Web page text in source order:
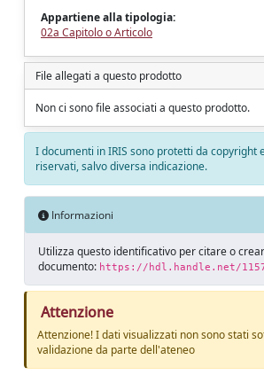
Appartiene alla tipologia:
02a Capitolo o Articolo
File allegati a questo prodotto
Non ci sono file associati a questo prodotto.
I documenti in IRIS sono protetti da copyright
riservati, salvo diversa indicazione.
Informazioni
Utilizza questo identificativo per citare o
documento: https://hdl.handle.net/
Attenzione
Attenzione! I dati visualizzati non sono stati
validazione da parte dell'ateneo